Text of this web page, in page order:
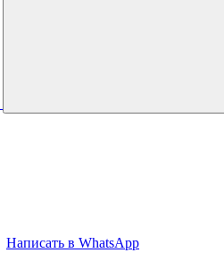
Написать в WhatsApp